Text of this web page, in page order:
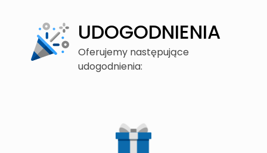
UDOGODNIENIA
Oferujemy następujące
udogodnienia: